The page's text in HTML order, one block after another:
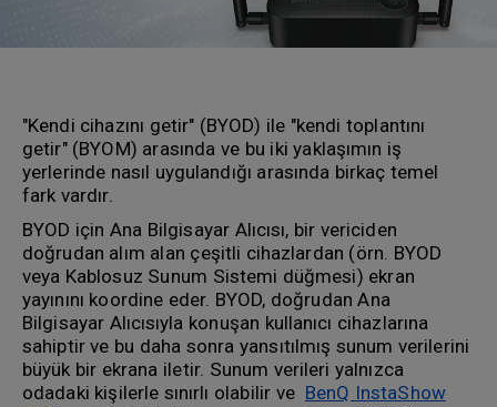
"Kendi cihazını getir" (BYOD) ile "kendi toplantını
getir" (BYOM) arasında ve bu iki yaklaşımın iş
yerlerinde nasıl uygulandığı arasında birkaç temel
fark vardır.
BYOD için Ana Bilgisayar Alıcısı, bir vericiden
doğrudan alım alan çeşitli cihazlardan (örn. BYOD
veya Kablosuz Sunum Sistemi düğmesi) ekran
yayınını koordine eder. BYOD, doğrudan Ana
Bilgisayar Alıcısıyla konuşan kullanıcı cihazlarına
sahiptir ve bu daha sonra yansıtılmış sunum verilerini
büyük bir ekrana iletir. Sunum verileri yalnızca
odadaki kişilerle sınırlı olabilir ve BenQ InstaShow